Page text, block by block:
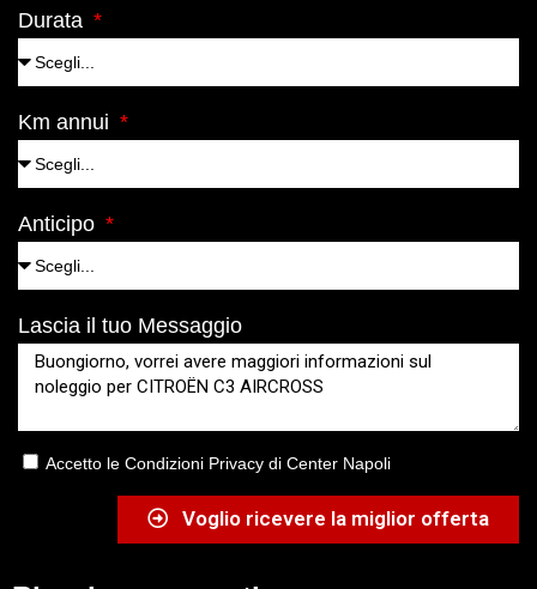
Durata
Km annui
Anticipo
Lascia il tuo Messaggio
Accetto le Condizioni Privacy di Center Napoli
Voglio ricevere la miglior offerta